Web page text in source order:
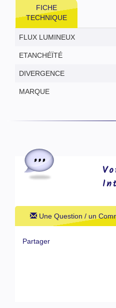
FICHE
TECHNIQUE
FLUX LUMINEUX
ETANCHÉÏTÉ
DIVERGENCE
MARQUE
Une Question / un
Partager